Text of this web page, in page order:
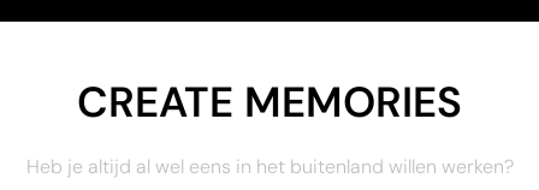
CREATE MEMORIES
Heb je altijd al wel eens in het buitenland willen werken?